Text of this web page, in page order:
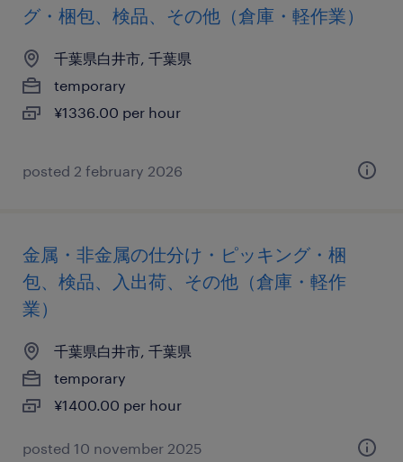
グ・梱包、検品、その他（倉庫・軽作業）
千葉県白井市, 千葉県
temporary
¥1336.00 per hour
posted 2 february 2026
金属・非金属の仕分け・ピッキング・梱
包、検品、入出荷、その他（倉庫・軽作
業）
千葉県白井市, 千葉県
temporary
¥1400.00 per hour
posted 10 november 2025